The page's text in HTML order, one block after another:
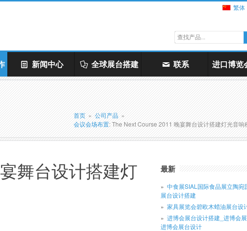
繁体
新闻中心 全球展台搭建 联系 进口博览
首页 » 公司产品 »
会议会场布置: The Next Course 2011 晚宴舞台设计搭建灯光音响
舞台设计搭建灯
最新
中食展SIAL国际食品展立陶宛
展台设计搭建
家具展览会碧欧木蜡油展台设
进博会展台设计搭建_进博会展
进博会展台设计